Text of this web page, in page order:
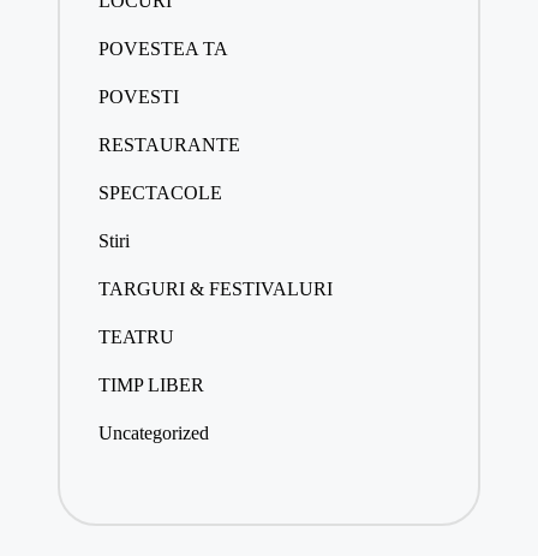
POVESTEA TA
POVESTI
RESTAURANTE
SPECTACOLE
Stiri
TARGURI & FESTIVALURI
TEATRU
TIMP LIBER
Uncategorized